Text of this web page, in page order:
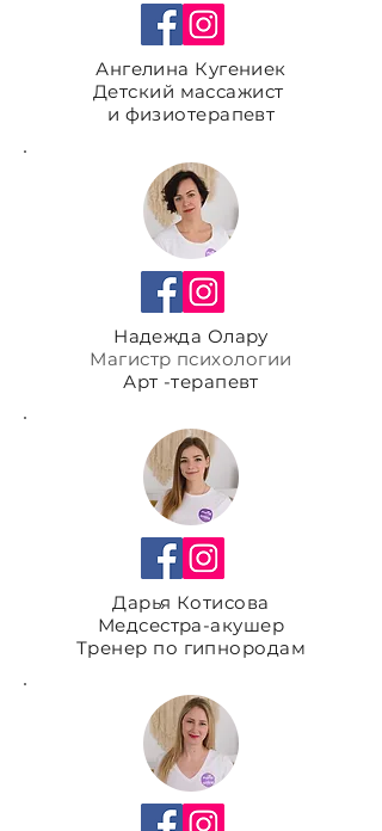
Ангелина Кугениек
Детский массажист
и физиотерапевт
Надежда Олару
Магистр психологии
Арт -терапевт
Дарья Котисова
Медсестра-акушер
Тренер по гипнородам